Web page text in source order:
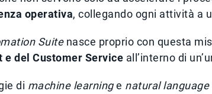
operativa, collegando ogni attività a
Suitenasce proprio con questa
e del Customer Service all’interno di
di machine learninge natural